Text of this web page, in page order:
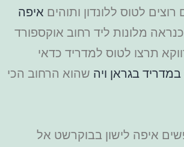
לטוס ללונדון ותוהים איפה
מלונות ליד רחוב אוקספורד
תרצו לטוס למדריד כדאי
במדריד בגראן ויה שהוא הרחוב הכי
איפה לישון בבוקרשט אל